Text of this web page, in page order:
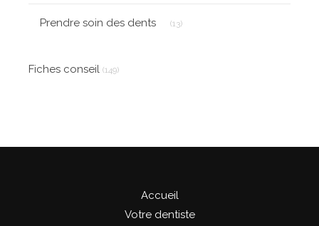
Prendre soin des dents (13)
Fiches conseil (149)
Accueil
Votre dentiste